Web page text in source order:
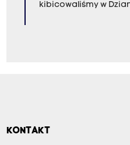
kibicowaliśmy w
KONTAKT